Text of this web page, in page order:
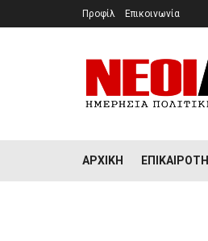
Προφίλ Επικοινωνία
ΑΡΧΙΚΉ